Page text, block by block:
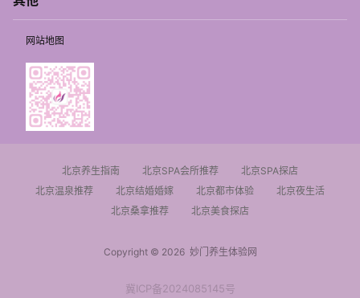
网站地图
北京养生指南 北京SPA会所推荐
北京SPA探店
北京温泉推荐
北京结婚婚嫁 北京都市体验
北京夜生活
北京桑拿推荐
北京美食探店
Copyright © 2026妙门养生体验网
冀ICP备2024085145号